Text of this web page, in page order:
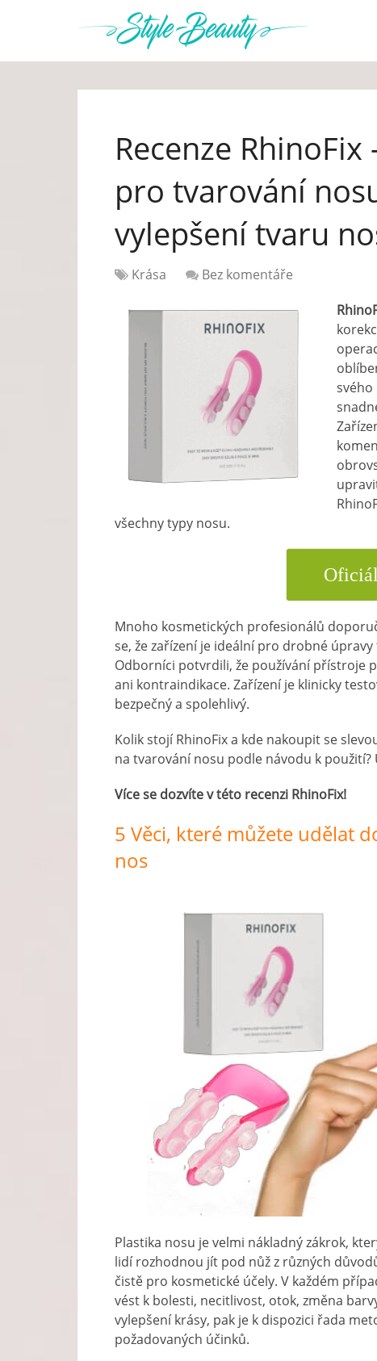
Recenze
pro tvarování
vylepšení tvaru
Krása
Bez komentáře
svého
všechny typy nosu.
Mnoho kosmetických profesionálů
se, že zařízení je ideální pro drobné
Odborníci potvrdili, že používání přístroje
ani kontraindikace. Zařízení je klinicky
bezpečný a spolehlivý.
Kolik stojí RhinoFix a kde nakoupit se
na tvarování nosu podle návodu k
Více se dozvíte v této recenzi RhinoFix!
5 Věci, které můžete udělat
nos
Plastika nosu je velmi nákladný zákrok,
lidí rozhodnou jít pod nůž z různých
čistě pro kosmetické účely. V každém
vést k bolesti, necitlivost, otok, změna
vylepšení krásy, pak je k dispozici řada
požadovaných účinků.